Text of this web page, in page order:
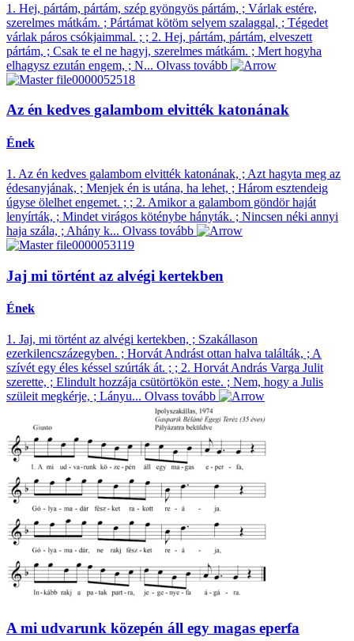
1. Hej, pártám, pártám, szép gyöngyös pártám, ; Várlak estére,
szerelmes mátkám. ; Pártámat kötöm selyem szalaggal, ; Tégedet
várlak páros csókjaimmal. ; ; 2. Hej, pártám, pártám, elveszett
pártám, ; Csak te el ne hagyj, szerelmes mátkám. ; Mert hogyha
elhagysz ezután engem, ; N... Olvass tovább
Az én kedves galambom elvitték katonának
Ének
1. Az én kedves galambom elvitték katonának, ; Azt hagyta meg az
édesanyjának, ; Menjek én is utána, ha lehet, ; Három esztendeig
úgyse ölelhet engemet. ; ; 2. Amikor a galambom göndör haját
lenyírták, ; Mindet virágos köténybe hányták. ; Nincsen néki annyi
haja szála, ; Ahány k... Olvass tovább
Jaj mi történt az alvégi kertekben
Ének
1. Jaj, mi történt az alvégi kertekben, ; Szakállason
ezerkilencszázegyben. ; Horvát Andrást ottan halva találták, ; A
szívét egy éles késsel szúrták át. ; ; 2. Horvát András Varga Julit
szerette, ; Elindult hozzája csütörtökön este. ; Nem, hogy a Julis
szüleit megkérje, ; Lányu... Olvass tovább
A mi udvarunk közepén áll egy magas eperfa